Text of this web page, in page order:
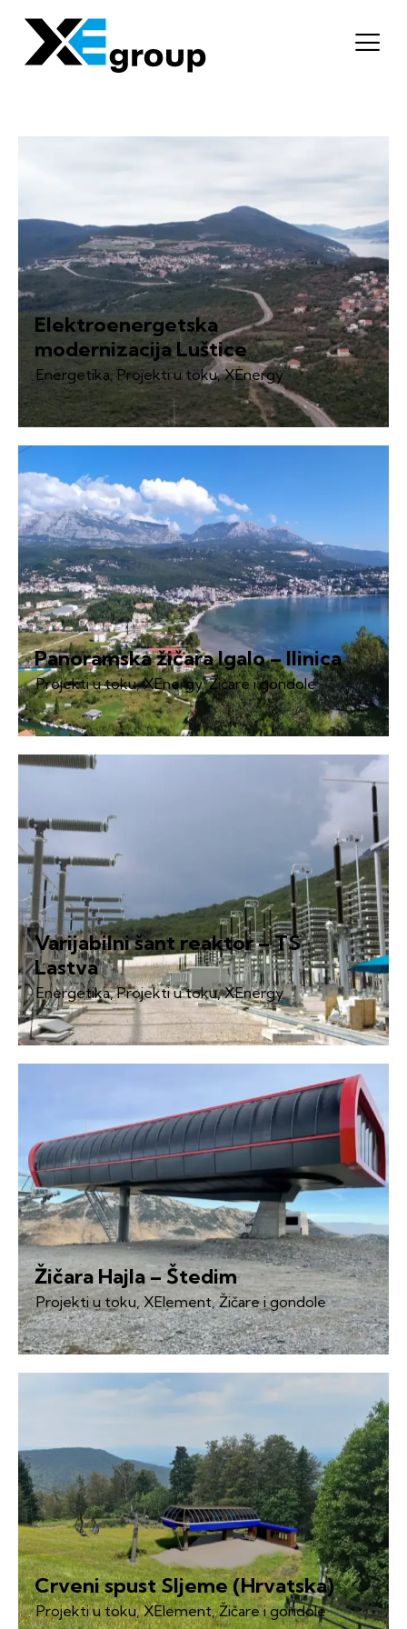
Elektroenergetska
modernizacija Luštice
Energetika, Projekti u toku,XEnergy
Panoramska žičara Igalo – Ilinica
Projekti u toku,XEnergy,Žičare i gondole
Varijabilni šant reaktor – TS
Lastva
Energetika,Projekti u toku,XEnergy
Žičara Hajla – Štedim
Projekti u toku,XElement,Žičare i gondole
Crveni spust Sljeme (Hrvatska)
Projekti u toku,XElement,Žičare i gondole